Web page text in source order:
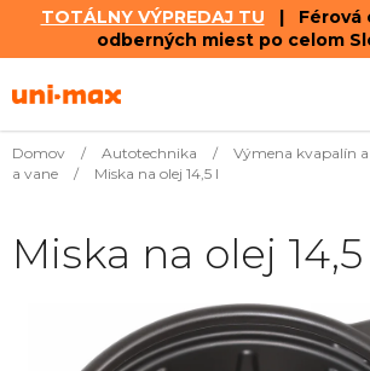
TOTÁLNY VÝPREDAJ TU | Férová
odberných miest po celom
na
Domov / Autotechnika / Výmena kvapalín
a vane
/ Miska na olej 14,5 l
Miska na olej 14,5